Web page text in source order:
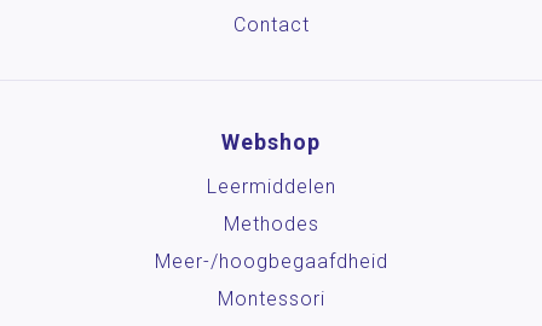
Contact
Webshop
Leermiddelen
Methodes
Meer-/hoog­begaafdheid
Montessori